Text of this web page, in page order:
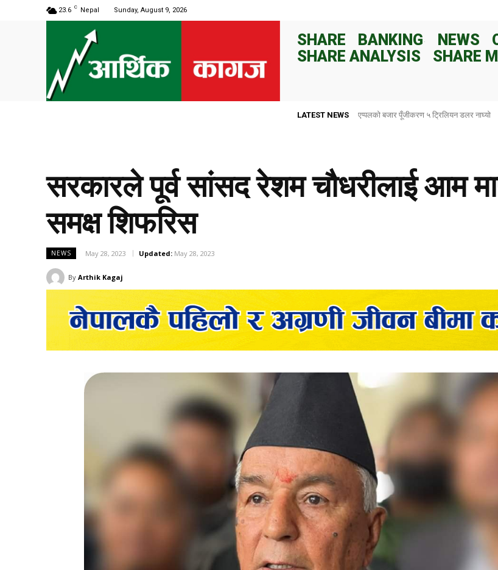
23.6 C Nepal Sunday, August 9, 2026
SHARE BANKING NEWS
SHARE ANALYSIS
SHARE
LATEST NEWS राष्ट्र बैंकले ८२ दिनका लागि १०० अर्ब रुपैयाँ निक्षेप
सरकारले पूर्व सांसद रेशम चौधरीलाई आम
समक्ष शिफरिस
NEWS May 28, 2023 Updated: May 28, 2023
By Arthik Kagaj